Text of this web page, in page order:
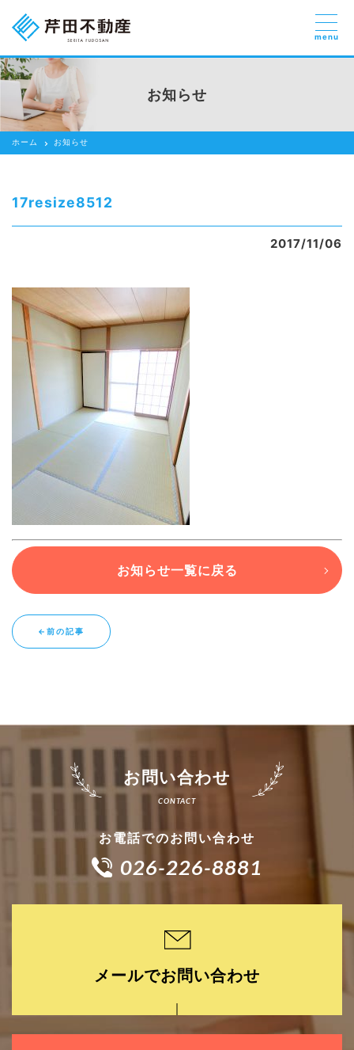
売りたい
貸したい方
借りたい
芹田不動産の強み
スタッフ紹介
会社紹介
退去連絡フォームはこちら
お部屋探し専用LINEはこちら
menu
お知らせ
ホーム お知らせ
17resize8512
2017/11/06
お知らせ一覧に戻る
←前の記事
お問い合わせ
お電話でのお問い合わせ
026-226-8881
メールでお問い合わせ